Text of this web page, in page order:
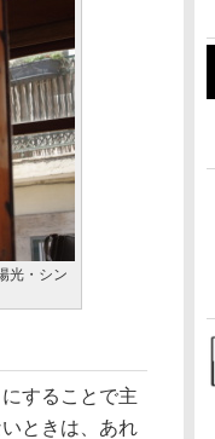
光・シン
することで主
ときは、あれ